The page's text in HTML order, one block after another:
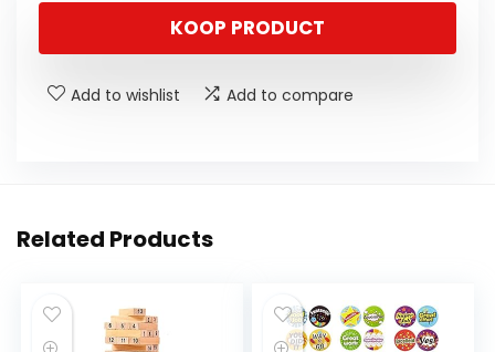
KOOP PRODUCT
Add to wishlist Add to compare
Related Products